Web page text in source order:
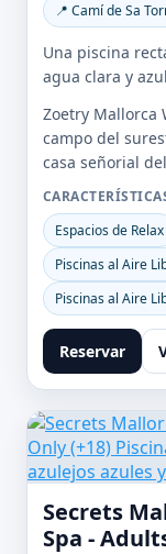
📍 Camí de Sa
Una piscina
agua clara y
Zoetry Mallorca
campo del
casa señorial
Espacios de Relax
Piscinas al Aire
Piscinas al Aire
Reservar
Secrets
Spa -